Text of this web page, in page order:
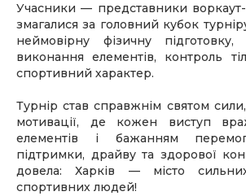
Учасники — представники
змагалися за головний кубок
неймовірну фізичну підготовку,
виконання елементів, контроль
спортивний характер.
Турнір став справжнім святом сили,
мотивації, де кожен виступ
елементів і бажанням
підтримки, драйву та здорової
довела: Харків — місто
спортивних людей!